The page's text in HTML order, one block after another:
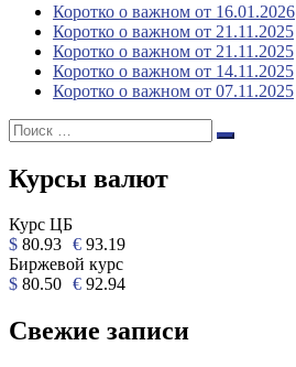
Коротко о важном от 16.01.2026
Коротко о важном от 21.11.2025
Коротко о важном от 21.11.2025
Коротко о важном от 14.11.2025
Коротко о важном от 07.11.2025
Поиск:
Поиск
Курсы валют
Курс ЦБ
$ 80.93 € 93.19
Биржевой курс
$ 80.50 € 92.94
Свежие записи